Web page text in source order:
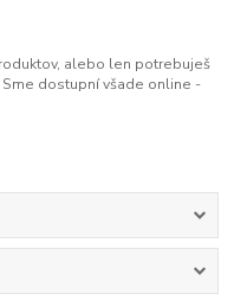
alebo len potrebuješ
Sme dostupní všade online -